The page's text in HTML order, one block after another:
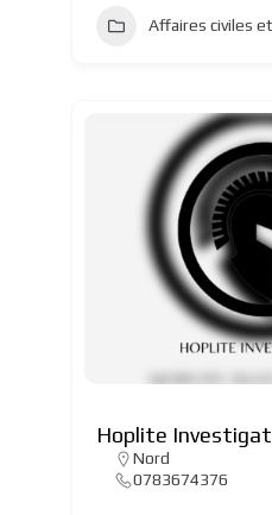
Affaires civiles
Hoplite
Nord
0783674376